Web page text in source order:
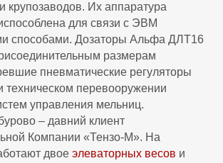
крупозаводов. Их аппаратура
для связи с ЭВМ
способами. Дозаторы Альфа ДЛТ16
размерам
пневматические регуляторы
техническом перевооружении
управления мельниц.
– давний клиент
Компании «Тензо-М». На
двое элеваторных весов и